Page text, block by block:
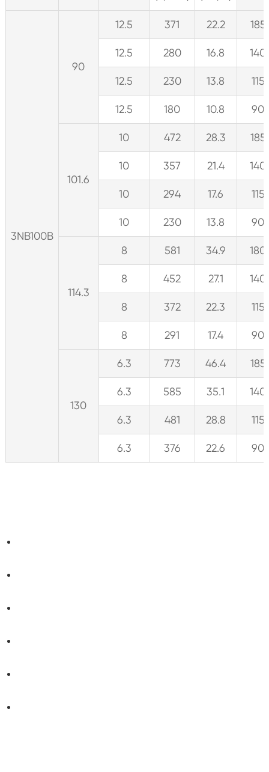
3NB100B
90
12.5 371 22.2 185
12.5 280 16.8 140
12.5 230 13.8 115
12.5 180 10.8 90
101.6
10 472 28.3 185
10 357 21.4 140
10 294 17.6 115
10 230 13.8 90
114.3
8 581 34.9 180
8 452 27.1 140
8 372 22.3 115
8 291 17.4 90
130
6.3 773 46.4 185
6.3 585 35.1 140
6.3 481 28.8 115
6.3 376 22.6 90